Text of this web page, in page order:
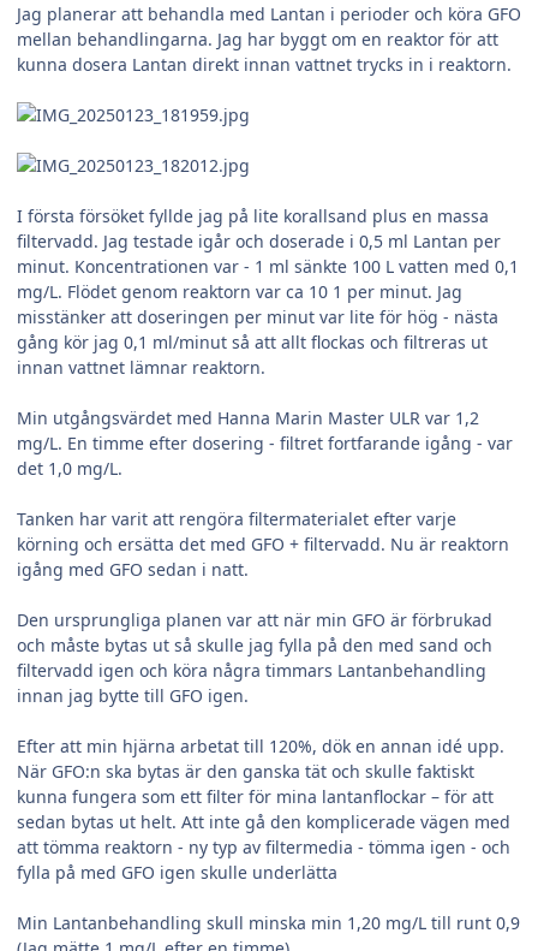
Jag planerar att behandla med Lantan i perioder och köra GFO
mellan behandlingarna. Jag har byggt om en reaktor för att
kunna dosera Lantan direkt innan vattnet trycks in i reaktorn.
I första försöket fyllde jag på lite korallsand plus en massa
filtervadd. Jag testade igår och doserade i 0,5 ml Lantan per
minut. Koncentrationen var - 1 ml sänkte 100 L vatten med 0,1
mg/L. Flödet genom reaktorn var ca 10 1 per minut. Jag
misstänker att doseringen per minut var lite för hög - nästa
gång kör jag 0,1 ml/minut så att allt flockas och filtreras ut
innan vattnet lämnar reaktorn.
Min utgångsvärdet med Hanna Marin Master ULR var 1,2
mg/L. En timme efter dosering - filtret fortfarande igång - var
det 1,0 mg/L.
Tanken har varit att rengöra filtermaterialet efter varje
körning och ersätta det med GFO + filtervadd. Nu är reaktorn
igång med GFO sedan i natt.
Den ursprungliga planen var att när min GFO är förbrukad
och måste bytas ut så skulle jag fylla på den med sand och
filtervadd igen och köra några timmars Lantanbehandling
innan jag bytte till GFO igen.
Efter att min hjärna arbetat till 120%, dök en annan idé upp.
När GFO:n ska bytas är den ganska tät och skulle faktiskt
kunna fungera som ett filter för mina lantanflockar – för att
sedan bytas ut helt. Att inte gå den komplicerade vägen med
att tömma reaktorn - ny typ av filtermedia - tömma igen - och
fylla på med GFO igen skulle underlätta
Min Lantanbehandling skull minska min 1,20 mg/L till runt 0,9